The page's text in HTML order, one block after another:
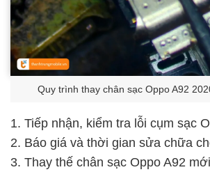
Quy trình thay chân sạc Oppo A92
1. Tiếp nhận, kiểm tra lỗi cụm sạc
2. Báo giá và thời gian sửa chữa
3. Thay thế chân sạc Oppo A92